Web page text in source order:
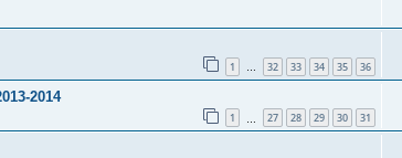
1 … 32 33 34 35 36
2014
1 27 28 29 30 31